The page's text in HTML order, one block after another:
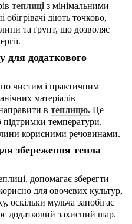
теплиці з мінімальними
діють точково,
та ґрунт, що дозволяє
для додаткового
чистим і практичним
матеріалів
в теплицю. Це
температури,
корисними речовинами.
збереження тепла
допомагає зберегти
для овочевих культур,
оскільки мульча запобігає
додатковий захисний шар.